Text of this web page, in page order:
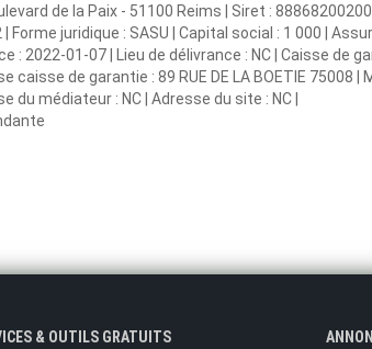
de la Paix - 51100 Reims | Siret :
juridique : SASU | Capital social : 1 000 |
: 2022-01-07 | Lieu de délivrance : NC | Caisse de
caisse de garantie : 89 RUE DE LA BOETIE 75008
du médiateur : NC | Adresse du site : NC |
& OUTILS GRATUITS